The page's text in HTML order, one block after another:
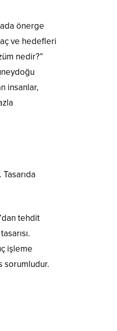
önerge
ve hedefleri
nedir?”
insanlar,
tehdit
işleme
sorumludur.